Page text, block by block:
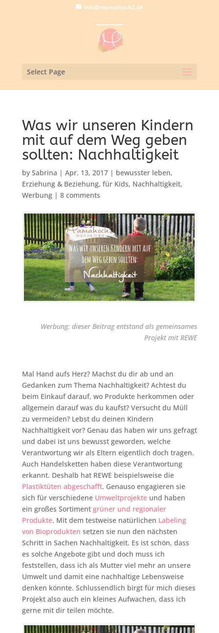
info@mamahoch2.de
Select Page
Was wir unseren Kindern
mit auf dem Weg geben
sollten: Nachhaltigkeit
by Sabrina | Apr. 13, 2017| bewusster leben,
Erziehung & Beziehung, für Kids, Nachhaltigkeit,
Werbung| 8 comments
Werbung: dieser Beitrag entstand als gemeinsames
Projekt mit REWE
Mal Hand aufs Herz? Machst du dir ab und an
Gedanken zum Thema Nachhaltigkeit? Achtest du
beim Einkauf darauf, wo Produkte herkommen oder
allgemein darauf was du kaufst? Versucht du Müll
zu vermeiden? Lebst du deinen Kindern
Nachhaltigkeit vor? Genau das haben wir uns gefragt
und dabei ist uns bewusst geworden, welche
Verantwortung wir als Eltern eigentlich doch tragen.
Auch Handelsketten haben diese Verantwortung
erkannt. Deshalb hat REWE beispielsweise die
Plastiktüten abgeschafft. Genauso engagieren sie
sich für verschiedene Umweltprojekteund haben
ein großes Sortiment grüner und regionaler
Produkte. Mit dem testweise natürlichen Labeling
von Bioprodukten setzen sie nun den nächsten
Schritt in Sachen Nachhaltigkeit. Es ist schön, dass
es solche Angebote gibt und doch muss ich
feststellen, dass ich als Mutter viel mehr an unsere
Umwelt und damit eine nachhaltige Lebensweise
denken könnte. Schlussendlich birgt für mich dieses
Projekt also auch ein kleines Aufwachen, dass ich
gerne mit dir teilen möchte.